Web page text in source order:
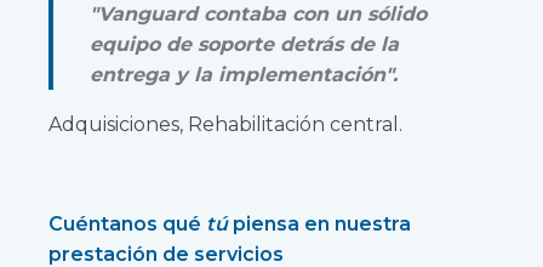
"Vanguard contaba con un sólido
equipo de soporte detrás de la
entrega y la implementación".
Adquisiciones, Rehabilitación central.
Cuéntanos qué túpiensa en nuestra
prestación de servicios